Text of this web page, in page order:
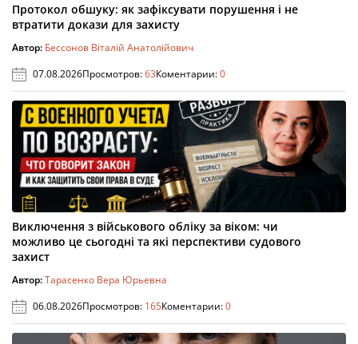
Протокол обшуку: як зафіксувати порушення і не
втратити докази для захисту
Автор: Бессонов Віталій Анатолійович
07.08.2026Просмотров:63Коментарии:0
Виключення з військового обліку за віком: чи
можливо це сьогодні та які перспективи судового
захист
Автор:Тарасенко Вера Юрьевна
06.08.2026Просмотров: 165Коментарии:0